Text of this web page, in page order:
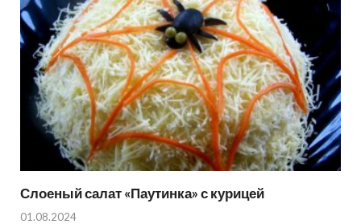
Слоеный салат «Паутинка» с курицей
01.08.2024